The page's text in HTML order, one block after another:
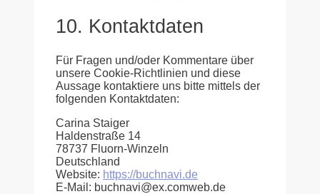
10. Kontaktdaten
Für Fragen und/oder Kommentare über
unsere Cookie-Richtlinien und diese
Aussage kontaktiere uns bitte mittels der
folgenden Kontaktdaten:
Carina Staiger
Haldenstraße 14
78737 Fluorn-Winzeln
Deutschland
Website: https://buchnavi.de
E-Mail: buchnavi@ex.comweb.de